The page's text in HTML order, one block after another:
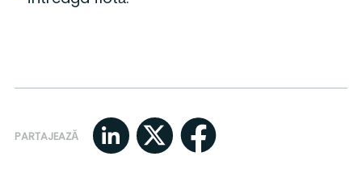
PARTAJEAZĂ